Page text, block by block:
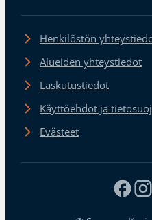
Henkilöstön
Alueiden yhteystiedot
Laskutustiedot
Käyttöehdot ja
Evästeet